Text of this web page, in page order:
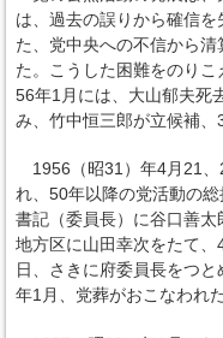
は、過去の誤りから確信
た、党中央への不信から
た。こうした困難をのりこ
56年1月には、大山郁夫死
み、竹中恒三郎が立候補、
1956（昭31）年4月21、
れ、50年以降の党活動の総
書記（委員長）に谷口善太
地方区に山田幸次をたて
日、さきに府委員長をつ
年1月、党葬がおこなわれた